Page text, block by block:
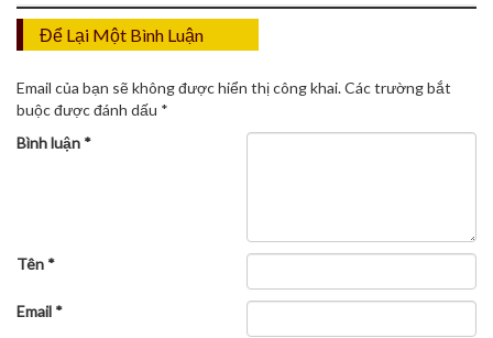
Để Lại Một Bình Luận
Email của bạn sẽ không được hiển thị công khai.Các trường bắt
buộc được đánh dấu *
Bình luận *
Tên *
Email *